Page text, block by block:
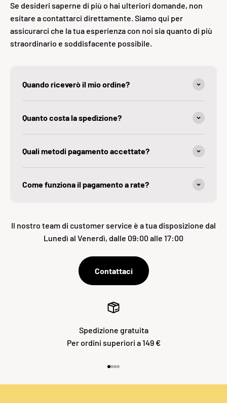
Se desideri saperne di più o hai ulteriori domande, non
esitare a contattarci direttamente. Siamo qui per
assicurarci che la tua esperienza con noi sia quanto di più
straordinario e soddisfacente possibile.
Quando riceverò il mio ordine?
Quanto costa la spedìzione?
Quali metodi pagamento accettate?
Come funziona il pagamento a rate?
Il nostro team di customer service è a tua disposizione dal
Lunedì al Venerdì, dalle 09:00 alle 17:00
Contattaci
Spedizione gratuita
Per ordini superiori a 149 €